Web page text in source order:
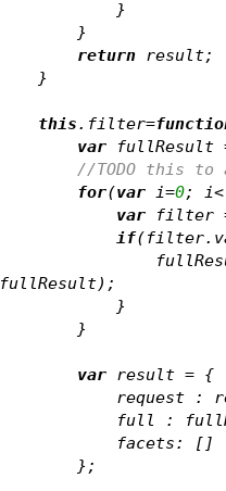
            }
        }
return result;
    }
this .filter=
var fullResult
//TODO this to
for(var i=0; i<
var filter
if
fullResult);
            }
        }
var result = {
full :
            facets: []
        };